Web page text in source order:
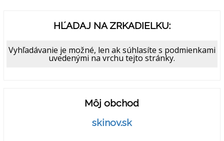
HĽADAJ NA ZRKADIELKU:
Vyhľadávanie je možné, len ak súhlasíte s podmienkami
uvedenými na vrchu tejto stránky.
Môj obchod
skinov.sk